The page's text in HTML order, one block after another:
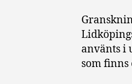
använts i
som